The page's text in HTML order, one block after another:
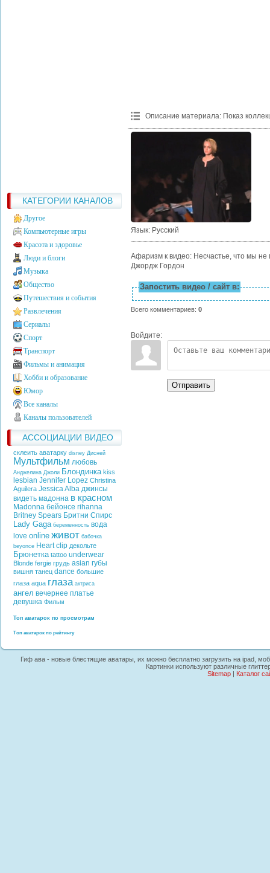
КАТЕГОРИИ КАНАЛОВ
Другое
Компьютерные игры
Красота и здоровье
Люди и блоги
Музыка
Общество
Путешествия и события
Развлечения
Сериалы
Спорт
Транспорт
Фильмы и анимация
Хобби и образование
Юмор
Все каналы
Каналы пользователей
АССОЦИАЦИИ ВИДЕО
склеить аватарку disney Дисней
Мультфильм любовь
Анджелина Джоли Блондинка kiss
lesbian Jennifer Lopez Christina
Aguilera Jessica Alba джинсы
видеть мадонна в красном
Madonna бейонсе rihanna
Britney Spears Бритни Спирс
Lady Gaga беременность вода
love online живот бабочка
beyonce Heart clip декольте
Брюнетка tattoo underwear
Blonde fergie грудь asian губы
вишня танец dance большие
глаза aqua глаза актриса
ангел вечернее платье
девушка Фильм
Топ аватарок по просмотрам
Топ аватарок по рейтингу
Описание материала: Показ
Язык: Русский
Афаризм к видео: Несчастье, что мы
Джордж Гордон
Запостить видео / сайт в:
Всего комментариев: 0
Войдите:
Отправить
Гиф ава - новые блестящие аватары, их можно бесплатно загрузить на ipad,
Картинки используют различные
Sitemap| Каталог